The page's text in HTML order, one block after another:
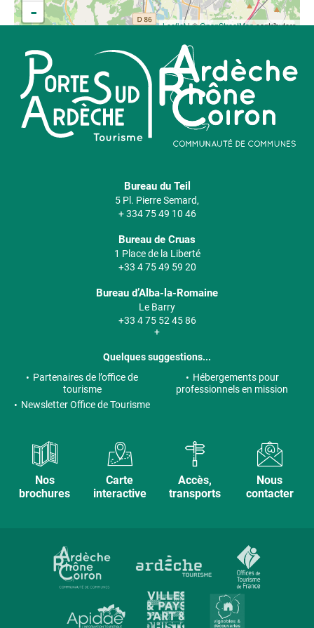
-
Leaflet| ©OpenStreetMapcontributors
Bureau du Teil
5 Pl. Pierre Semard,
+ 334 75 49 10 46
Bureau de Cruas
1 Place de la Liberté
+33 4 75 49 59 20
Bureau d’Alba-la-Romaine
Le Barry
+33 4 75 52 45 86
+
Quelques suggestions...
Partenaires de l’office de
tourisme
Hébergements pour
professionnels en mission
Newsletter Office de Tourisme
Nos
brochures
Carte
interactive
Accès,
transports
Nous
contacter